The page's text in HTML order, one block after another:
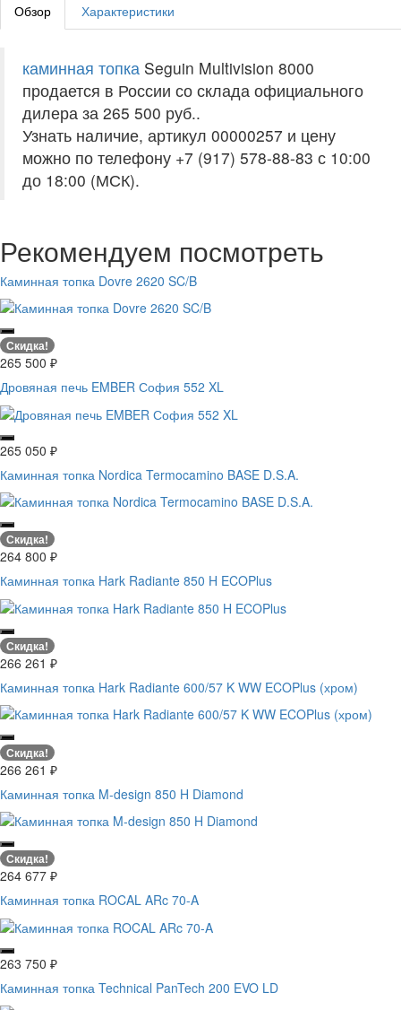
Обзор Характеристики
каминная топка Seguin Multivision 8000
продается в России со склада официального
дилера за 265 500 руб..
Узнать наличие, артикул 00000257 и цену
можно по телефону +7 (917) 578-88-83 с 10:00
до 18:00 (МСК).
Рекомендуем посмотреть
Каминная топка Dovre 2620 SC/B
Скидка!
265 500 ₽
Дровяная печь EMBER София 552 XL
265 050 ₽
Каминная топка Nordica Termocamino BASE D.S.A.
Скидка!
264 800 ₽
Каминная топка Hark Radiante 850 H ECOPlus
Скидка!
266 261 ₽
Каминная топка Hark Radiante 600/57 K WW ECOPlus (хром)
Скидка!
266 261 ₽
Каминная топка M-design 850 H Diamond
Скидка!
264 677 ₽
Каминная топка ROCAL ARc 70-A
263 750 ₽
Каминная топка Technical PanTech 200 EVO LD